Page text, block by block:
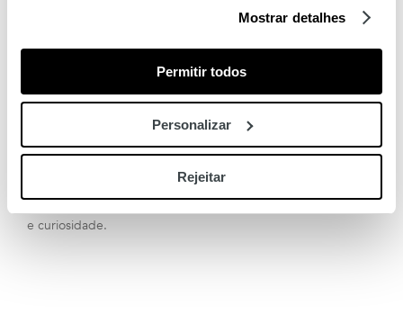
Mostrar detalhes
Permitir todos
Personalizar
Rejeitar
Previous Next
Edição Limitada | HOFF x Gonzalo Muiño
Descubra Surreal Dance, a coleção artística intervencionada
edição limitada
e curiosidade.